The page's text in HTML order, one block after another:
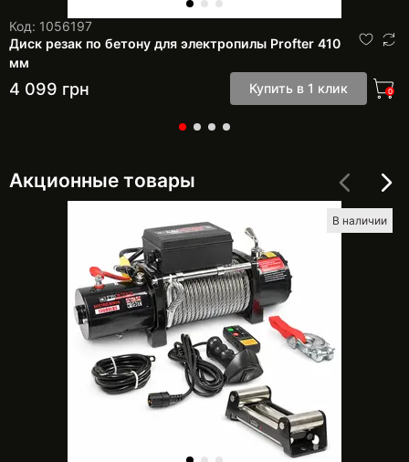
Код: 1056197
Диск резак по бетону для электропилы Profter 410
мм
4 099 грн Купить в 1 клик 0
Акционные товары
В наличии